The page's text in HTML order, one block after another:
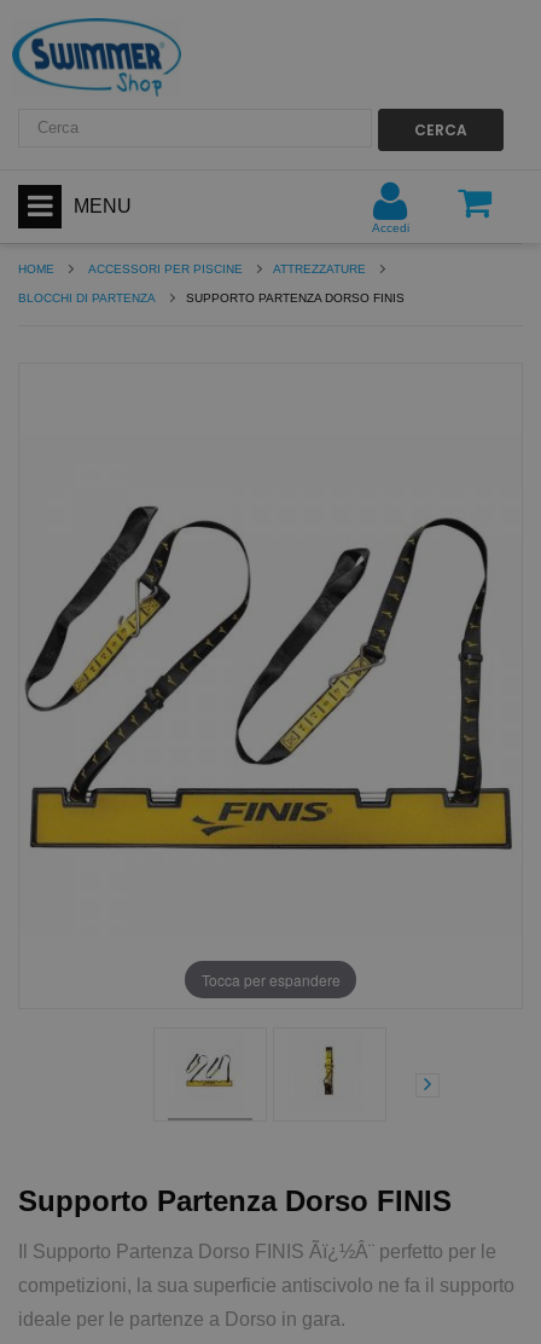
CERCA
MENU
Accedi
HOME ACCESSORI PER PISCINE ATTREZZATURE
BLOCCHI DI PARTENZA SUPPORTO PARTENZA DORSO FINIS
Tocca per espandere
Supporto Partenza Dorso FINIS
Il Supporto Partenza Dorso FINIS Ãï¿½Â¨ perfetto per le
competizioni, la sua superficie antiscivolo ne fa il supporto
ideale per le partenze a Dorso in gara.